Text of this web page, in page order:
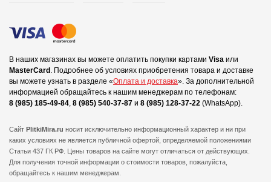
В наших магазинах вы можете оплатить покупки картами Visa или
MasterCard . Подробнее об условиях приобретения товара и доставке
вы можете узнать в разделе «Оплата и доставка». За дополнительной
информацией обращайтесь к нашим менеджерам по телефонам:
8 (985) 185-49-84, 8 (985) 540-37-87 и 8 (985) 128-37-22 (WhatsApp).
Сайт PlitkiMira.ru носит исключительно информационный характер и ни при
каких условиях не является публичной офертой, определяемой положениями
Статьи 437 ГК РФ. Цены товаров на сайте могут отличаться от действующих.
Для получения точной информации о стоимости товаров, пожалуйста,
обращайтесь к нашим менеджерам.